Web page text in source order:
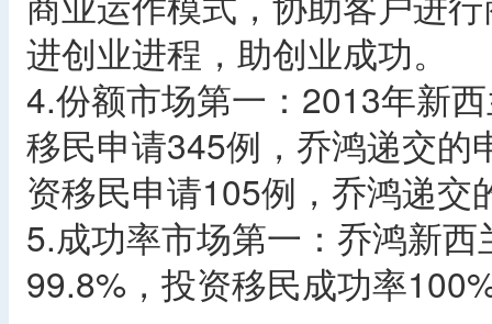
进创业进程，助创业成功。
4.份额市场第一：2013年新
移民申请345例，乔鸿递交
资移民申请105例，乔鸿递
5.成功率市场第一：乔鸿新
99.8%，投资移民成功率